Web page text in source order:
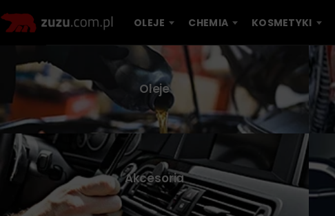
OLEJE CHEMIA KOSMETYKI
Oleje
Akcesoria